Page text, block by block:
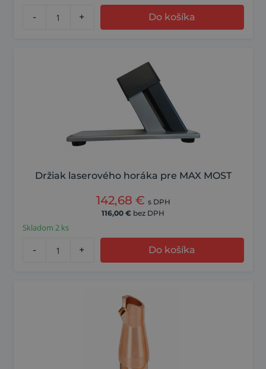
- + Do košíka
Držiak laserového horáka pre MAX MOST
142,68 € s DPH
116,00 € bez DPH
Skladom 2 ks
- + Do košíka